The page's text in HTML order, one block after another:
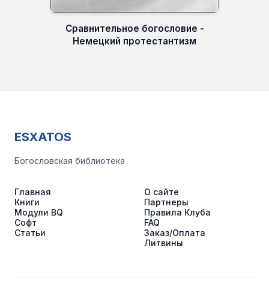
Сравнительное богословие -
Немецкий протестантизм
ESXATOS
Богословская библиотека
Главная
Книги
Модули BQ
Софт
Статьи
О сайте
Партнеры
Правила Клуба
FAQ
Заказ/Оплата
Литвины